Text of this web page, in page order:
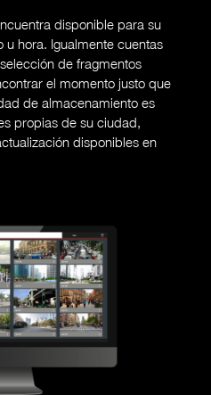
disponible para su
hora. Igualmente cuentas
de fragmentos
el momento justo que
de almacenamiento es
propias de su ciudad,
disponibles en